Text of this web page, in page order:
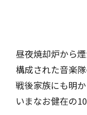
昼夜焼却炉から
構成された音楽
戦後家族にも明
いまなお健在の